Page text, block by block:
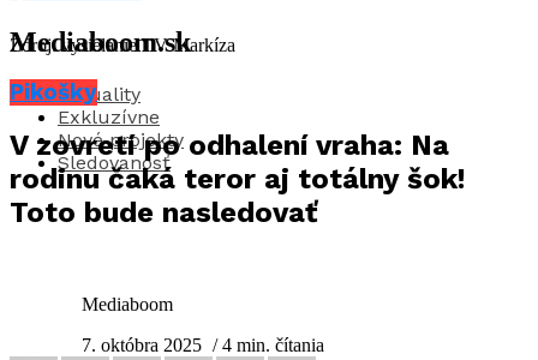
Mediaboom.sk
Aktuality
Exkluzívne
Nové projekty
Sledovanosť
Zdroj: vysielanie TV Markíza
Pikošky
V zovretí po odhalení vraha: Na
rodinu čaká teror aj totálny šok!
Toto bude nasledovať
Mediaboom
7. októbra 2025 / 4 min. čítania